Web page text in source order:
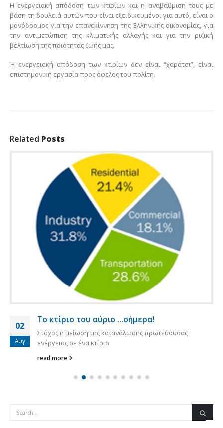
Η ενεργειακή απόδοση των κτιρίων και η αναβάθμιση τους με
βάση τη δουλειά αυτών που είναι εξειδικευμένοι για αυτό, είναι ο
μονόδρομος για την επανεκίννηση της Ελληνικής οικονομίας, για
την αντιμετώπιση της κλιματικής αλλαγής και για την ριζική
βελτίωση της ποιότητας ζωής μας.
Ή ενεργειακή απόδοση των κτιρίων δεν είναι “χαράτσι”, είναι
επιστημονική εργασία προς όφελος του πολίτη.
Related Posts
02
Αυγ
Το κτίριο του αύριο …σήμερα!
Στόχος η μείωση της κατανάλωσης πρωτεύουσας
ενέργειας σε ένα κτίριο
read more